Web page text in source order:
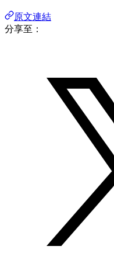
原文連結
分享至：